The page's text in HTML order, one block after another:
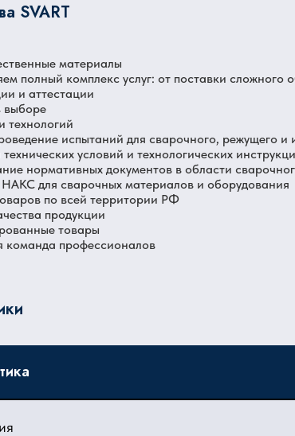
SVART
материалы
полный комплекс услуг: от поставки
и аттестации
выборе
технологий
испытаний для сварочного, режущего
условий и технологических
нормативных документов в области
НАКС для сварочных материалов и оборудования
по всей территории РФ
продукции
товары
команда профессионалов